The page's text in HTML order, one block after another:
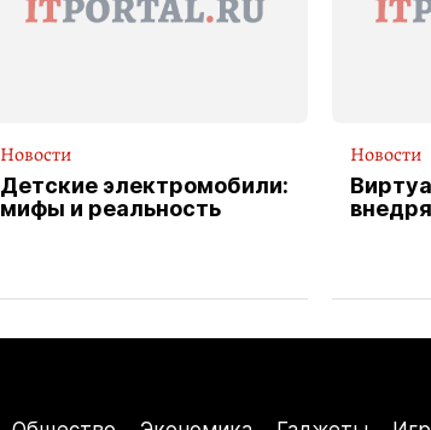
Новости
Детские электромобили:
мифы и реальность
Новости